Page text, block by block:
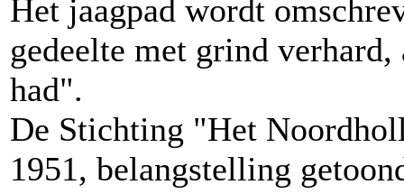
Het jaagpad wordt
gedeelte met grind
had".
De Stichting "Het
1951, belangstelling